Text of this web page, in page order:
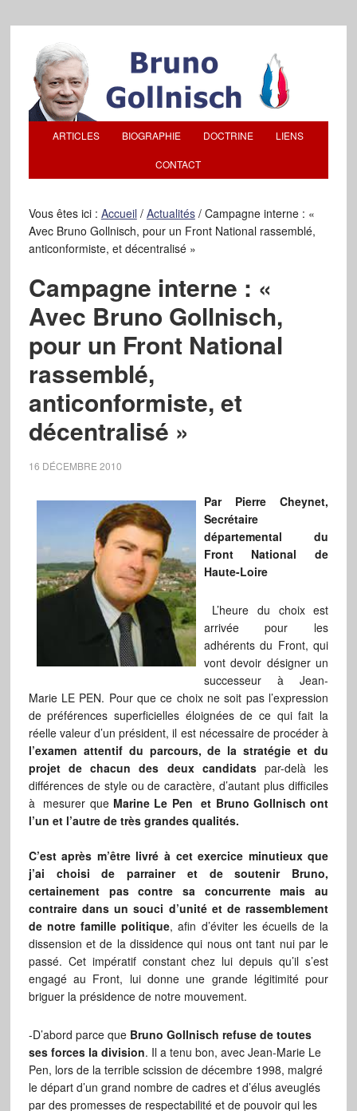
ARTICLES BIOGRAPHIE DOCTRINE LIENS
CONTACT
Vous êtes ici : Accueil / Actualités /Campagne interne : «
Avec Bruno Gollnisch, pour un Front National rassemblé,
anticonformiste, et décentralisé »
Campagne interne : «
Avec Bruno Gollnisch,
pour un Front National
rassemblé,
anticonformiste, et
décentralisé »
16 DÉCEMBRE 2010
Par Pierre Cheynet,
Secrétaire
départemental du
Front National de
Haute-Loire
L’heure du choix est
arrivée pour les
adhérents du Front, qui
vont devoir désigner un
successeur à Jean-
Marie LE PEN. Pour que ce choix ne soit pas l’expression
de préférences superficielles éloignées de ce qui fait la
réelle valeur d’un président, il est nécessaire de procéder à
l’examen attentif du parcours, de la stratégie et du
projet de chacun des deux candidatspar-delà les
différences de style ou de caractère, d’autant plus difficiles
à mesurer que Marine Le Pen et Bruno Gollnisch ont
l’un et l’autre de très grandes qualités.
C’est après m’être livré à cet exercice minutieux que
j’ai choisi de parrainer et de soutenir Bruno,
certainement pas contre sa concurrente mais au
contraire dans un souci d’unité et de rassemblement
de notre famille politique, afin d’éviter les écueils de la
dissension et de la dissidence qui nous ont tant nui par le
passé. Cet impératif constant chez lui depuis qu’il s’est
engagé au Front, lui donne une grande légitimité pour
briguer la présidence de notre mouvement.
-D’abord parce que Bruno Gollnisch refuse de toutes
ses forces la division. Il a tenu bon, avec Jean-Marie Le
Pen, lors de la terrible scission de décembre 1998, malgré
le départ d’un grand nombre de cadres et d’élus aveuglés
par des promesses de respectabilité et de pouvoir qui les